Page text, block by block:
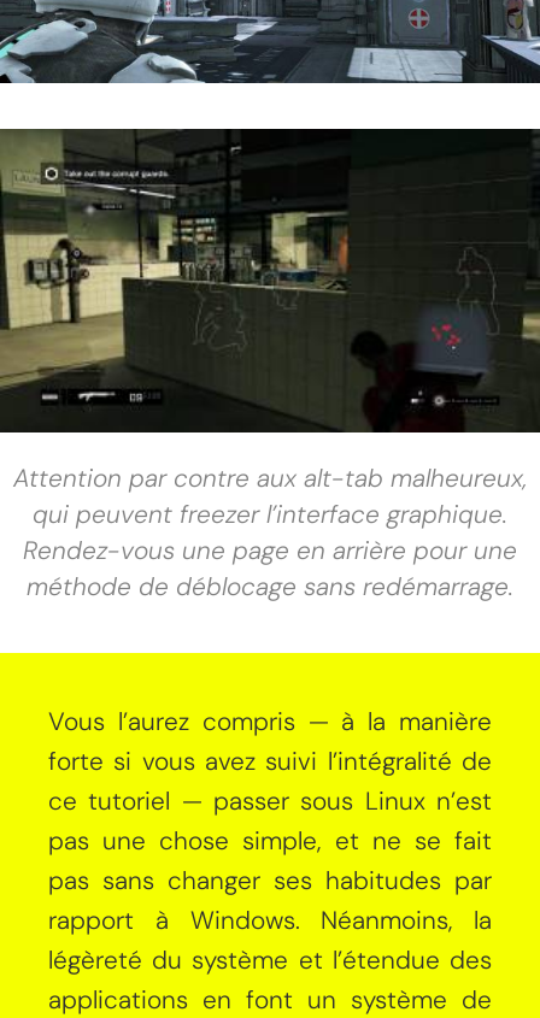
Attention par contre aux alt-tab malheureux,
qui peuvent freezer l’interface graphique.
Rendez-vous une page en arrière pour une
méthode de déblocage sans redémarrage.
Vous l’aurez compris — à la manière
forte si vous avez suivi l’intégralité de
ce tutoriel — passer sous Linux n’est
pas une chose simple, et ne se fait
pas sans changer ses habitudes par
rapport à Windows. Néanmoins, la
légèreté du système et l’étendue des
applications en font un système de